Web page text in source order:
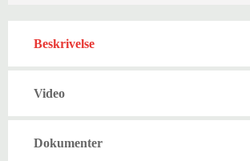
Beskrivelse
Video
Dokumenter